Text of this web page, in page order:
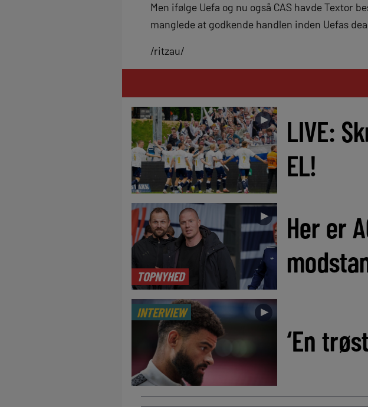
Men ifølge Uefa og nu også CAS havde Textor
manglede at godkende handlen inden Uefas
/ritzau/
►
LIVE:
EL!
TOPNYHED
►
Her er
INTERVIEW ►
‘En